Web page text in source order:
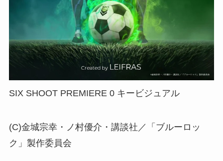
SIX SHOOT PREMIERE 0 キービジュアル
(C)金城宗幸・ノ村優介・講談社／「ブルーロッ
ク」製作委員会